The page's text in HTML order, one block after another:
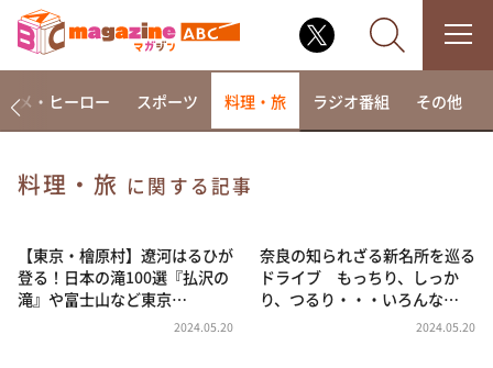
相席食堂
これ余談なんですけど・・・
～人生密着トークバラエティ！～ やすとものいたっ
メ・ヒーロー スポーツ 料理・旅 ラジオ番組 その他
料理・旅 に関する記事
【東京・檜原村】遼河はるひが
登る！日本の滝100選『払沢の
滝』や富士山など東京…
2024.05.20
奈良の知られざる新名所を巡る
ドライブ もっちり、しっか
り、つるり・・・いろんな…
2024.05.20